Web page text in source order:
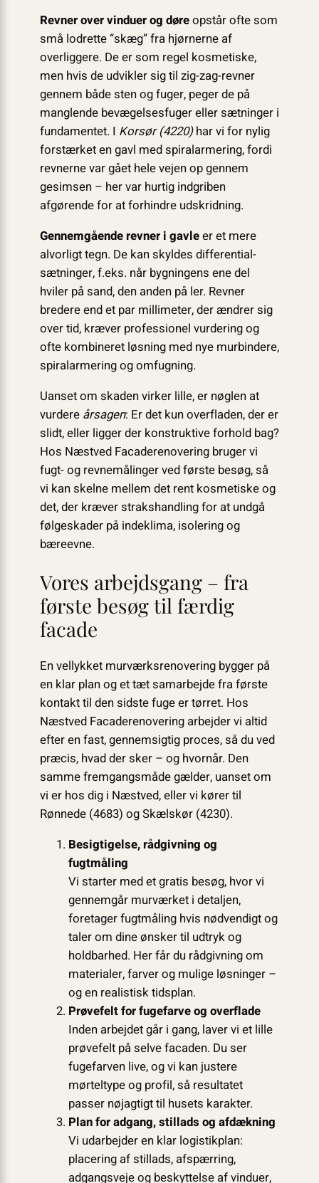
Revner over vinduer og døreopstår ofte som
små lodrette “skæg” fra hjørnerne af
overliggere. De er som regel kosmetiske,
men hvis de udvikler sig til zig-zag-revner
gennem både sten og fuger, peger de på
manglende bevægelsesfuger eller sætninger i
fundamentet. I Korsør (4220)har vi for nylig
forstærket en gavl med spiralarmering, fordi
revnerne var gået hele vejen op gennem
gesimsen – her var hurtig indgriben
afgørende for at forhindre udskridning.
Gennemgående revner i gavleer et mere
alvorligt tegn. De kan skyldes differential­
sætninger, f.eks. når bygningens ene del
hviler på sand, den anden på ler. Revner
bredere end et par millimeter, der ændrer sig
over tid, kræver professionel vurdering og
ofte kombineret løsning med nye murbindere,
spiralarmering og omfugning.
Uanset om skaden virker lille, er nøglen at
vurdere årsagen: Er det kun overfladen, der er
slidt, eller ligger der konstruktive forhold bag?
Hos Næstved Facaderenovering bruger vi
fugt- og revnemålinger ved første besøg, så
vi kan skelne mellem det rent kosmetiske og
det, der kræver straks­handling for at undgå
følgeskader på indeklima, isolering og
bæreevne.
Vores arbejdsgang – fra
første besøg til færdig
facade
En vellykket murværksrenovering bygger på
en klar plan og et tæt samarbejde fra første
kontakt til den sidste fuge er tørret. Hos
Næstved Facaderenovering arbejder vi altid
efter en fast, gennemsigtig proces, så du ved
præcis, hvad der sker – og hvornår. Den
samme fremgangsmåde gælder, uanset om
vi er hos dig i Næstved, eller vi kører til
Rønnede (4683) og Skælskør (4230).
Besigtigelse, rådgivning og
fugtmåling
Vi starter med et gratis besøg, hvor vi
gennemgår murværket i detaljen,
foretager fugtmåling hvis nødvendigt og
taler om dine ønsker til udtryk og
holdbarhed. Her får du rådgivning om
materialer, farver og mulige løsninger –
og en realistisk tidsplan.
Prøvefelt for fugefarve og overflade
Inden arbejdet går i gang, laver vi et lille
prøvefelt på selve facaden. Du ser
fugefarven live, og vi kan justere
mørteltype og profil, så resultatet
passer nøjagtigt til husets karakter.
Plan for adgang, stillads og afdækning
Vi udarbejder en klar logistikplan:
placering af stillads, afspærring,
adgangsveje og beskyttelse af vinduer,